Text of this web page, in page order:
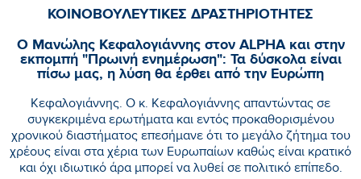
ΚΟΙΝΟΒΟΥΛΕΥΤΙΚΕΣ ΔΡΑΣΤΗΡΙΟΤΗΤΕΣ
Ο Μανώλης Κεφαλογιάννης στον ALPHA και στην
εκπομπή "Πρωινή ενημέρωση": Τα δύσκολα είναι
πίσω μας, η λύση θα έρθει από την Ευρώπη
Κεφαλογιάννης. Ο κ. Κεφαλογιάννης απαντώντας σε
συγκεκριμένα ερωτήματα και εντός προκαθορισμένου
χρονικού διαστήματος επεσήμανε ότι το μεγάλο ζήτημα του
χρέους είναι στα χέρια των Ευρωπαίων καθώς είναι κρατικό
και όχι ιδιωτικό άρα μπορεί να λυθεί σε πολιτικό επίπεδο.